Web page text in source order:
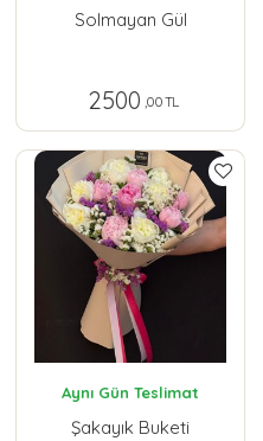
Solmayan Gül
2500 ,00 TL
Aynı Gün Teslimat
Şakayık Buketi